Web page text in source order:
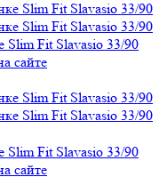
Fit Slavasio 33/90
сайте
Fit Slavasio 33/90
сайте